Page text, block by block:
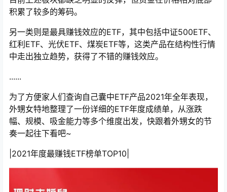
积累了较多的筹码。
另一类则是最具赚钱效应的ETF，其中包括中证500ETF、
红利ETF、光伏ETF、煤炭ETF等，这类产品在结构性行情
中走出独立趋势，获得了不错的赚钱效应。
......
为了方便家人们查询自己囊中ETF产品2021年全年表现，
外甥女特地整理了一份详细的ETF年度成绩单，从涨跌
幅、规模、吸金能力等多个维度出发，快跟着外甥女的节
奏一起往下看吧~
|2021年度最赚钱ETF榜单TOP10|